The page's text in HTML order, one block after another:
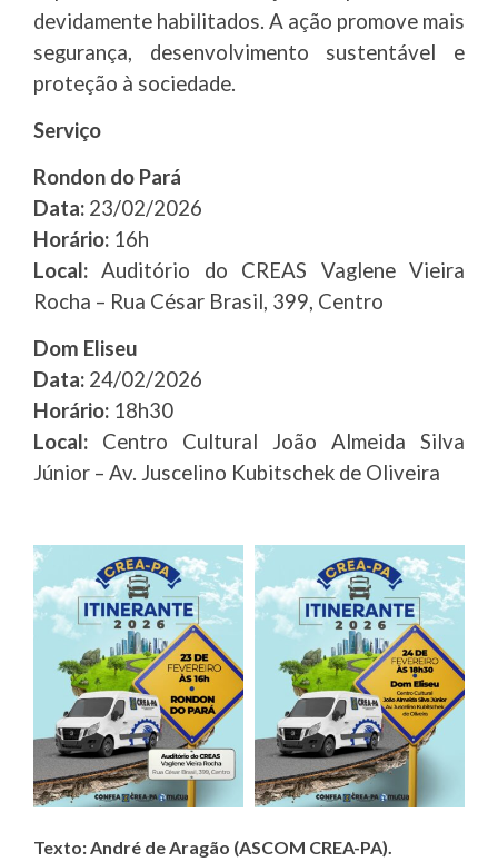
devidamente habilitados. A ação promove mais
segurança, desenvolvimento sustentável e
proteção à sociedade.
Serviço
Rondon do Pará
Data: 23/02/2026
Horário: 16h
Local: Auditório do CREAS Vaglene Vieira
Rocha – Rua César Brasil, 399, Centro
Dom Eliseu
Data: 24/02/2026
Horário: 18h30
Local: Centro Cultural João Almeida Silva
Júnior – Av. Juscelino Kubitschek de Oliveira
Texto: André de Aragão (ASCOM CREA-PA).